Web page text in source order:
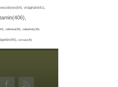
veszélyes(54), világháló(41),
zabkása(36), zabpehely(36),
zsírsav(25)